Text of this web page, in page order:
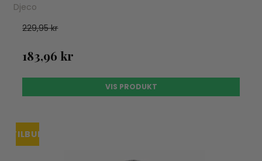
Djeco
229,95 kr
183,96 kr
VIS PRODUKT
TILBUD